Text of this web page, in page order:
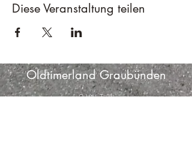
Diese Veranstaltung teilen
Oldtimerland Graubünden
2 Via Tödi